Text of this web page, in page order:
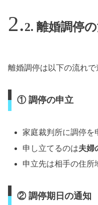
2. 離婚調停
離婚調停は以下の流れで
① 調停の申立
家庭裁判所に調停を
申し立てるのは夫婦
申立先は相手の住所
② 調停期日の通知